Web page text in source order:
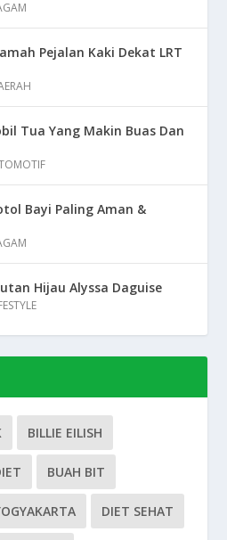
Pejalan Kaki Dekat LRT
Tua Yang Makin Buas Dan
Bayi Paling Aman &
Hijau Alyssa Daguise
BILLIE EILISH
BUAH BIT
DIET SEHAT